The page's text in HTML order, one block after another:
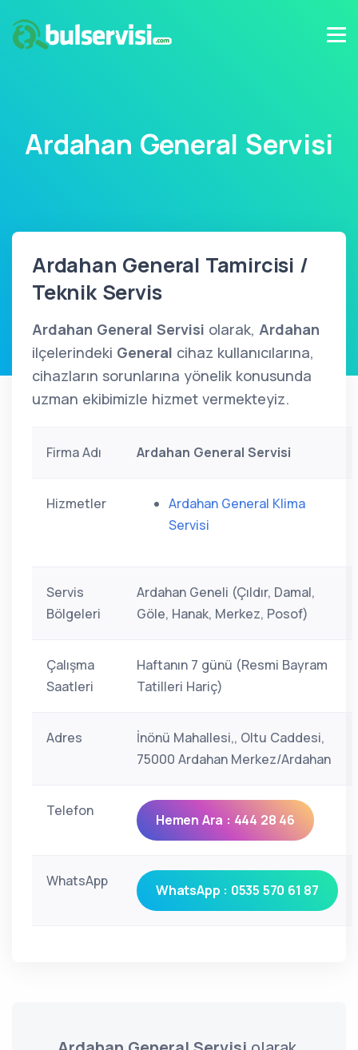
Ardahan General Servisi
Ardahan General Tamircisi /
Teknik Servis
Ardahan General Servisi olarak, Ardahan
ilçelerindeki General cihaz kullanıcılarına,
cihazların sorunlarına yönelik konusunda
uzman ekibimizle hizmet vermekteyiz.
Firma Adı Ardahan General Servisi
Hizmetler
Ardahan General Klima
Servisi
Servis
Bölgeleri
Ardahan Geneli (Çıldır, Damal,
Göle, Hanak, Merkez, Posof)
Çalışma
Saatleri
Haftanın 7 günü (Resmi Bayram
Tatilleri Hariç)
Adres
İnönü Mahallesi,, Oltu Caddesi,
75000 Ardahan Merkez/Ardahan
Telefon
Hemen Ara : 444 28 46
WhatsApp
WhatsApp : 0535 570 61 87